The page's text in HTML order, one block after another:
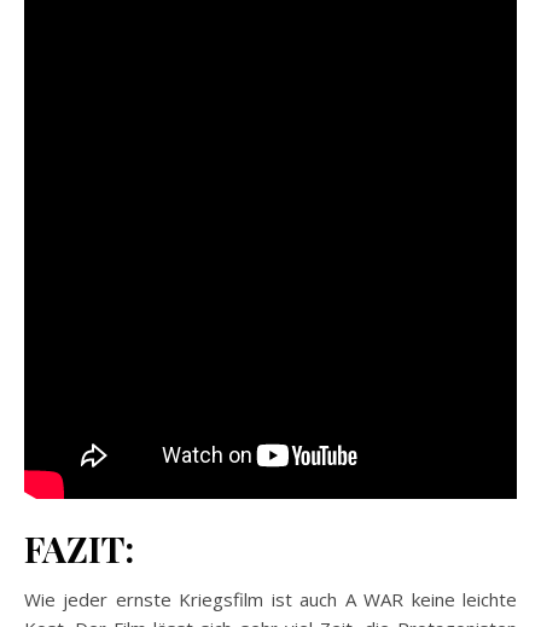
FAZIT:
Wie jeder ernste Kriegsfilm ist auch A WAR keine leichte